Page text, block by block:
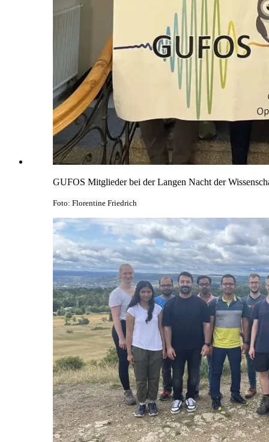
GUFOS Mitglieder bei der Langen Nacht der
Foto: Florentine Friedrich